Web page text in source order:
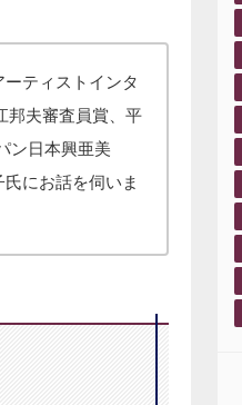
ティストインタ
邦夫審査員賞、平
ン日本興亜美
にお話を伺いま